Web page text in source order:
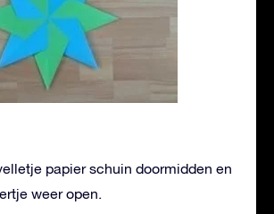
papier schuin doormidden en
weer open.